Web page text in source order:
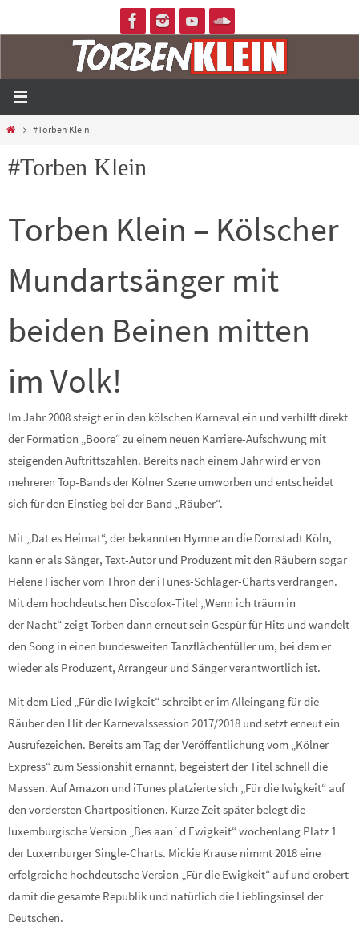
Inhalt
Home#Torben Klein
#Torben Klein
Torben Klein – Kölscher
Mundartsänger mit
beiden Beinen mitten
im Volk!
Im Jahr 2008 steigt er in den kölschen Karneval ein und verhilft direkt
der Formation „Boore“ zu einem neuen Karriere-Aufschwung mit
steigenden Auftrittszahlen. Bereits nach einem Jahr wird er von
mehreren Top-Bands der Kölner Szene umworben und entscheidet
sich für den Einstieg bei der Band „Räuber“.
Mit „Dat es Heimat“, der bekannten Hymne an die Domstadt Köln,
kann er als Sänger, Text-Autor und Produzent mit den Räubern sogar
Helene Fischer vom Thron der iTunes-Schlager-Charts verdrängen.
Mit dem hochdeutschen Discofox-Titel „Wenn ich träum in
der Nacht“ zeigt Torben dann erneut sein Gespür für Hits und wandelt
den Song in einen bundesweiten Tanzflächenfüller um, bei dem er
wieder als Produzent, Arrangeur und Sänger verantwortlich ist.
Mit dem Lied „Für die Iwigkeit“ schreibt er im Alleingang für die
Räuber den Hit der Karnevalssession 2017/2018 und setzt erneut ein
Ausrufezeichen. Bereits am Tag der Veröffentlichung vom „Kölner
Express“ zum Sessionshit ernannt, begeistert der Titel schnell die
Massen. Auf Amazon und iTunes platzierte sich „Für die Iwigkeit“ auf
den vordersten Chartpositionen. Kurze Zeit später belegt die
luxemburgische Version „Bes aan´d Ewigkeit“ wochenlang Platz 1
der Luxemburger Single-Charts. Mickie Krause nimmt 2018 eine
erfolgreiche hochdeutsche Version „Für die Ewigkeit“ auf und erobert
damit die gesamte Republik und natürlich die Lieblingsinsel der
Deutschen.